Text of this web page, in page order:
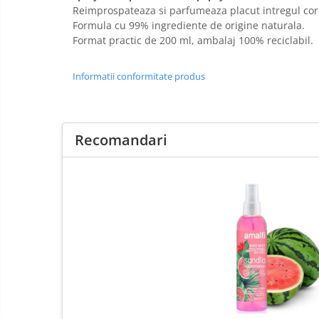
Bureti pentru vase si bucatarie
Absorbanti umiditate si
neutralizatori miros
Saci si manusi menaj, folii
Mopuri,seturi cu mop si accesorii
Reimprospateaza si parfumeaza placut intregul
Formula cu 99% ingrediente de origine naturala.
Format practic de 200 ml, ambalaj 100% reciclabil.
Informatii conformitate produs
Recomandari